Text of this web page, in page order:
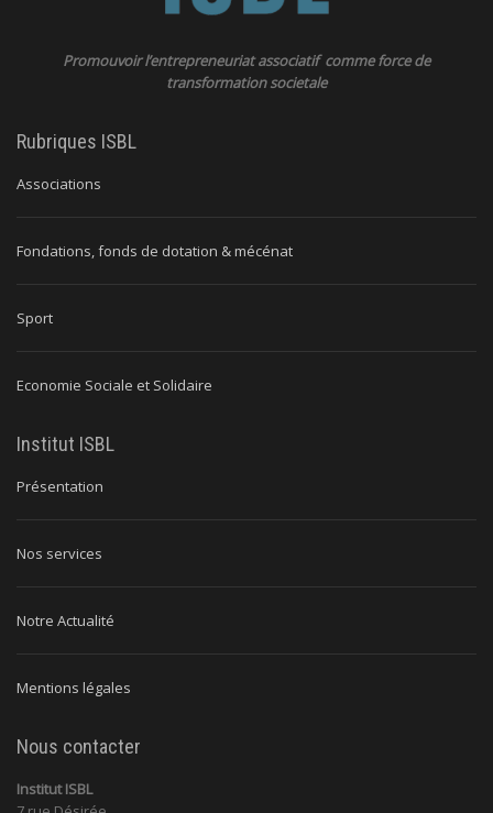
Promouvoir l’entrepreneuriat associatif comme force de
transformation societale
Rubriques ISBL
Associations
Fondations, fonds de dotation & mécénat
Sport
Economie Sociale et Solidaire
Institut ISBL
Présentation
Nos services
Notre Actualité
Mentions légales
Nous contacter
Institut ISBL